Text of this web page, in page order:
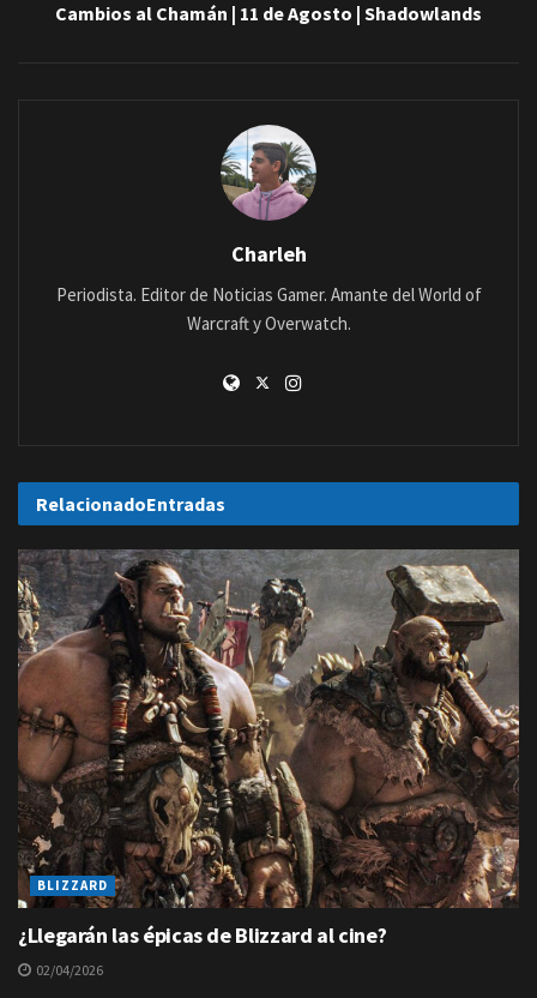
Cambios al Chamán | 11 de Agosto | Shadowlands
Charleh
Periodista. Editor de Noticias Gamer. Amante del World of
Warcraft y Overwatch.
RelacionadoEntradas
BLIZZARD
¿Llegarán las épicas de Blizzard al cine?
02/04/2026